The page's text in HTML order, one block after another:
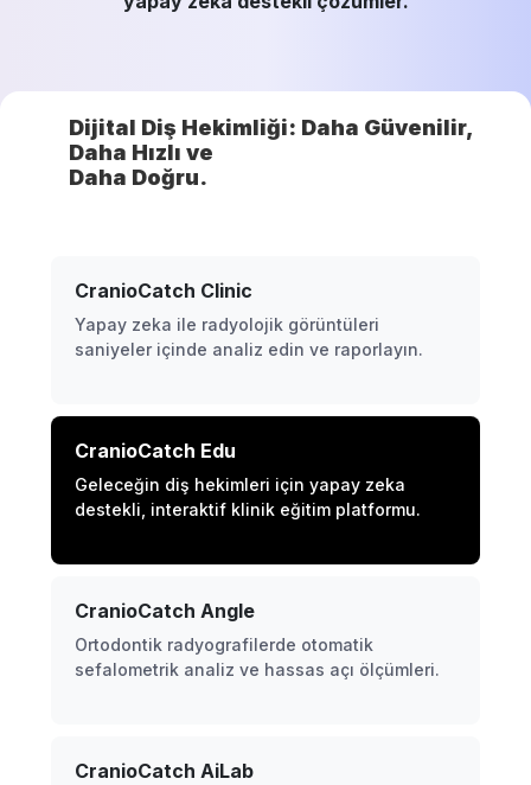
Dijital Diş Hekimliği: Daha Güvenilir,
Daha Hızlı ve
Daha Doğru.
CranioCatch Clinic
Yapay zeka ile radyolojik görüntüleri
saniyeler içinde analiz edin ve raporlayın.
CranioCatch Edu
Geleceğin diş hekimleri için yapay zeka
destekli, interaktif klinik eğitim platformu.
CranioCatch Angle
Ortodontik radyografilerde otomatik
sefalometrik analiz ve hassas açı ölçümleri.
CranioCatch AiLab